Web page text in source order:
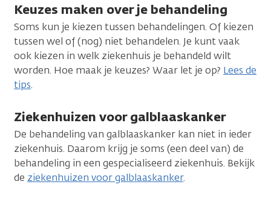
Keuzes maken over je behandeling
Soms kun je kiezen tussen behandelingen. Of kiezen
tussen wel of (nog) niet behandelen. Je kunt vaak
ook kiezen in welk ziekenhuis je behandeld wilt
worden. Hoe maak je keuzes? Waar let je op? Lees de
tips.
Ziekenhuizen voor galblaaskanker
De behandeling van galblaaskanker kan niet in ieder
ziekenhuis. Daarom krijg je soms (een deel van) de
behandeling in een gespecialiseerd ziekenhuis. Bekijk
de ziekenhuizen voor galblaaskanker.